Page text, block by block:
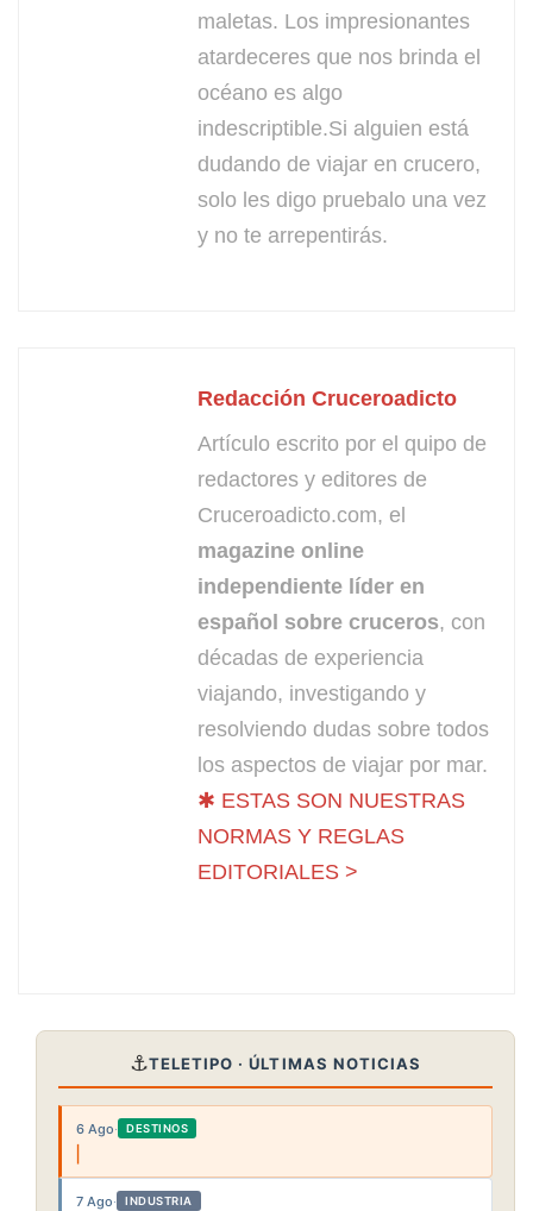
maletas. Los impresionantes
atardeceres que nos brinda el
océano es algo
indescriptible.Si alguien está
dudando de viajar en crucero,
solo les digo pruebalo una vez
y no te arrepentirás.
Redacción Cruceroadicto
Artículo escrito por el quipo de
redactores y editores de
Cruceroadicto.com, el
magazine online
independiente líder en
español sobre cruceros, con
décadas de experiencia
viajando, investigando y
resolviendo dudas sobre todos
los aspectos de viajar por mar.
✱ ESTAS SON NUESTRAS
NORMAS Y REGLAS
EDITORIALES >
⚓TELETIPO · ÚLTIMAS NOTICIAS
6 Ago· DESTINOS
7 Ago· INDUSTRIA